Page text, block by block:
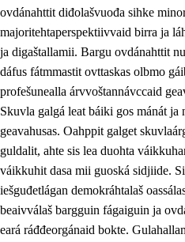
ovdánahttit diđolašvuođa sihke
majoritehtaperspektiivvaid birra ja
ja digaštallamii. Bargu ovdánahttit
dáfus fátmmastit ovttaskas olbmo
profešunealla árvvoštannávccaid
Skuvla galgá leat báiki gos mánát ja
geavahusas. Oahppit galget
guldalit, ahte sis lea duohta
váikkuhit dasa mii guoská sidjiide.
iešguđetlágan demokráhtalaš
beaivválaš bargguin fágaiguin ja
eará ráđđeorgánaid bokte.